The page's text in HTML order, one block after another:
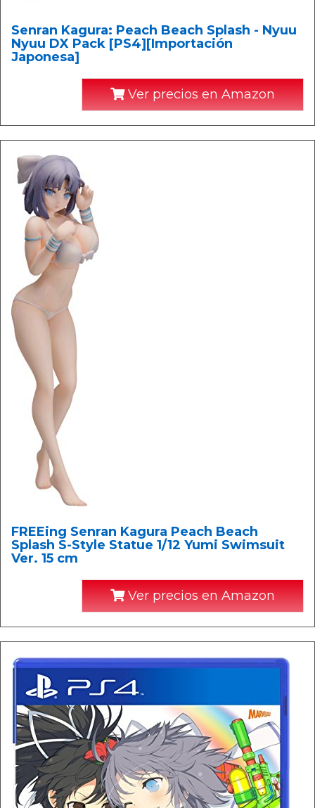
Senran Kagura: Peach Beach Splash - Nyuu
Nyuu DX Pack [PS4][Importación
Japonesa]
Ver precios en Amazon
FREEing Senran Kagura Peach Beach
Splash S-Style Statue 1/12 Yumi Swimsuit
Ver. 15 cm
Ver precios en Amazon